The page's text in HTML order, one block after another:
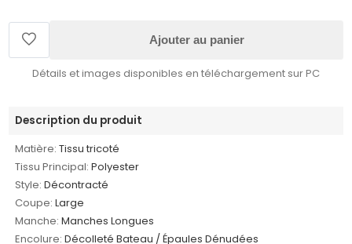
Ajouter au panier
Détails et images disponibles en téléchargement sur PC
Description du produit
Matière: Tissu tricoté
Tissu Principal: Polyester
Style: Décontracté
Coupe: Large
Manche: Manches Longues
Encolure: Décolleté Bateau / Épaules Dénudées